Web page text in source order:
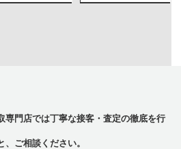
専門店では丁寧な接客・査定の徹底を行
ご相談ください。